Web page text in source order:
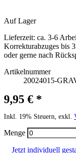
Auf Lager
Lieferzeit: ca. 3-6
Korrekturabzuges bis
oder gerne nach
Artikelnummer
20024015-
9,95 € *
Inkl. 19% Steuern, exkl.
Menge
Jetzt individuell